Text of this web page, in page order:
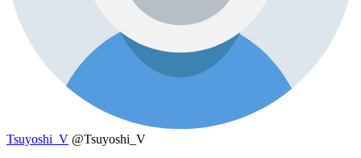
Tsuyoshi_V @Tsuyoshi_V